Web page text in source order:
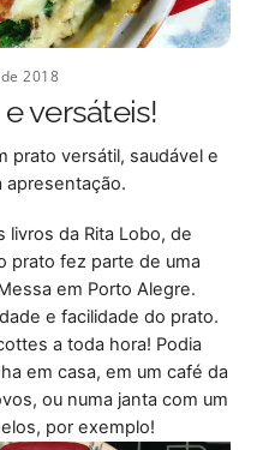
2018
versáteis!
prato versátil, saudável e
apresentação.
da Rita Lobo, de
prato fez parte de uma
em Porto Alegre.
e facilidade do prato.
a toda hora! Podia
em casa, em um café da
ou numa janta com um
por exemplo!